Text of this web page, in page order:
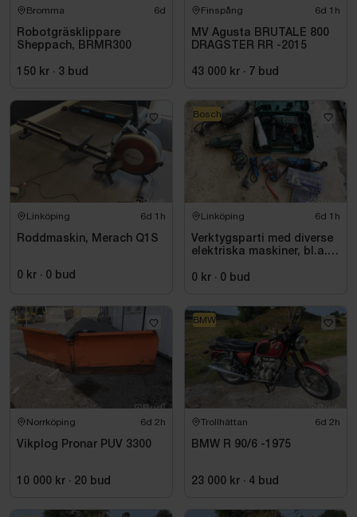
Bromma 6d
Robotgräsklippare
Sheppach, BRMR300
150 kr · 3 bud
Finspång 6d 1h
MV Agusta BRUTALE 800
DRAGSTER RR -2015
43 000 kr · 7 bud
Linköping 6d 1h
Roddmaskin, Merach Q1S
0 kr · 0 bud
Linköping 6d 1h
Verktygsparti med diverse
elektriska maskiner, bl.a.
0 kr · 0 bud
Bosch
Norrköping 6d 2h
Vikplog Pronar PUV 3300
10 000 kr · 20 bud
Trollhättan 6d 2h
BMW R 90/6 -1975
23 000 kr · 4 bud
BMW